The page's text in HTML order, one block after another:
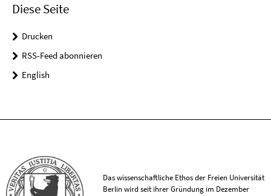
Diese Seite
Drucken
RSS-Feed abonnieren
English
Das wissenschaftliche Ethos der Freien Universität
Berlin wird seit ihrer Gründung im Dezember